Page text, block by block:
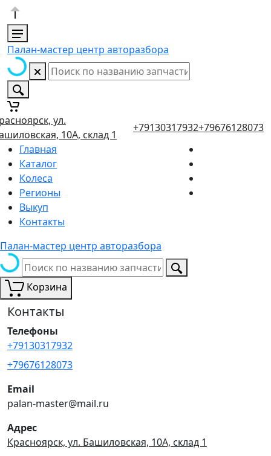
Палан-мастер центр авторазбора
ул.
10А, склад 1
+79130317932+79676128073
Главная
Каталог
Колеса
Регионы
Выкуп
Контакты
Палан-мастер центр авторазбора
Корзина
Контакты
Телефоны
+79130317932
+79676128073
Email
palan-master@mail.ru
Адрес
Красноярск, ул. Башиловская, 10А, склад 1